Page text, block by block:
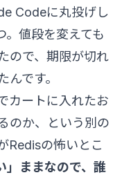
Codeに丸投げし
値段を変えても
ので、期限が切れ
です。
カートに入れたお
のか、という別の
Redisの怖いとこ
」ままなので、誰